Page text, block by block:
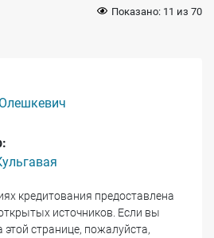
Показано: 11 из 70
кредитования предоставлена
источников. Если вы
странице, пожалуйста,